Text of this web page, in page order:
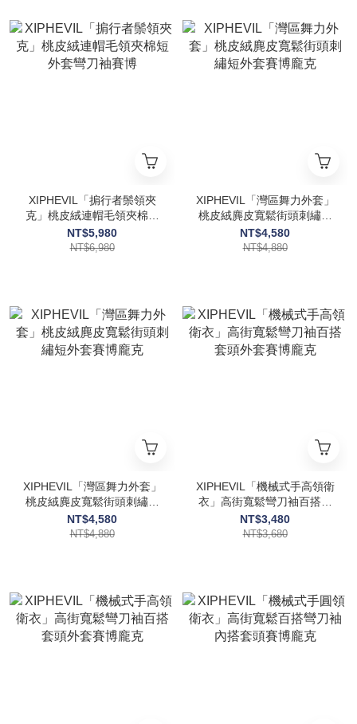
XIPHEVIL「掮行者鬃領夾
克」桃皮絨連帽毛領夾棉短
外套彎刀袖賽博
NT$5,980
NT$6,980
XIPHEVIL「灣區舞力外套」
桃皮絨麂皮寬鬆街頭刺繡短
外套賽博龐克
NT$4,580
NT$4,880
XIPHEVIL「灣區舞力外套」
桃皮絨麂皮寬鬆街頭刺繡短
外套賽博龐克
NT$4,580
NT$4,880
XIPHEVIL「機械式手高領衛
衣」高街寬鬆彎刀袖百搭套
頭外套賽博龐克
NT$3,480
NT$3,680